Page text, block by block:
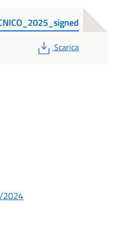
PDF
Scarica
2024